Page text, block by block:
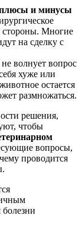
и минусы
стороны. Многие
на сделку с
волнует вопрос
хуже или
остается
размножаться.
решения,
чтобы
вопросы,
проводится